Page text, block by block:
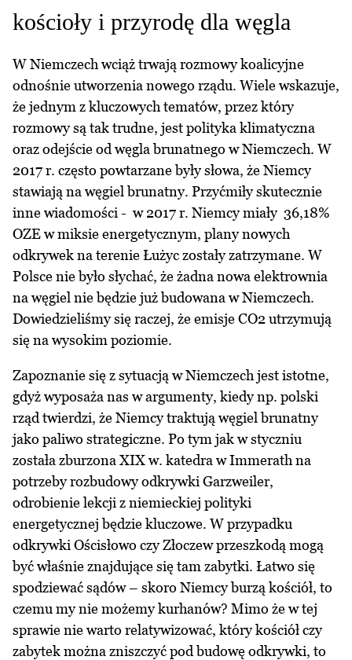
kościoły i przyrodę dla węgla
W Niemczech wciąż trwają rozmowy koalicyjne
odnośnie utworzenia nowego rządu. Wiele wskazuje,
że jednym z kluczowych tematów, przez który
rozmowy są tak trudne, jest polityka klimatyczna
oraz odejście od węgla brunatnego w Niemczech. W
2017 r. często powtarzane były słowa, że Niemcy
stawiają na węgiel brunatny. Przyćmiły skutecznie
inne wiadomości - w 2017 r. Niemcy miały 36,18%
OZEw miksie energetycznym, plany nowych
odkrywek na terenie Łużyc zostały zatrzymane. W
Polsce nie było słychać, że żadna nowa elektrownia
na węgiel nie będzie już budowana w Niemczech.
Dowiedzieliśmy się raczej, że emisje CO2 utrzymują
się na wysokim poziomie.
Zapoznanie się z sytuacją w Niemczech jest istotne,
gdyż wyposaża nas w argumenty, kiedy np. polski
rząd twierdzi, że Niemcy traktują węgiel brunatny
jako paliwo strategiczne. Po tym jak w styczniu
została zburzona XIX w. katedra w Immerath na
potrzeby rozbudowy odkrywki Garzweiler,
odrobienie lekcji z niemieckiej polityki
energetycznej będzie kluczowe. W przypadku
odkrywki Ościsłowo czy Złoczew przeszkodą mogą
być właśnie znajdujące się tam zabytki. Łatwo się
spodziewać sądów – skoro Niemcy burzą kościół, to
czemu my nie możemy kurhanów? Mimo że w tej
sprawie nie warto relatywizować, który kościół czy
zabytek można zniszczyć pod budowę odkrywki, to